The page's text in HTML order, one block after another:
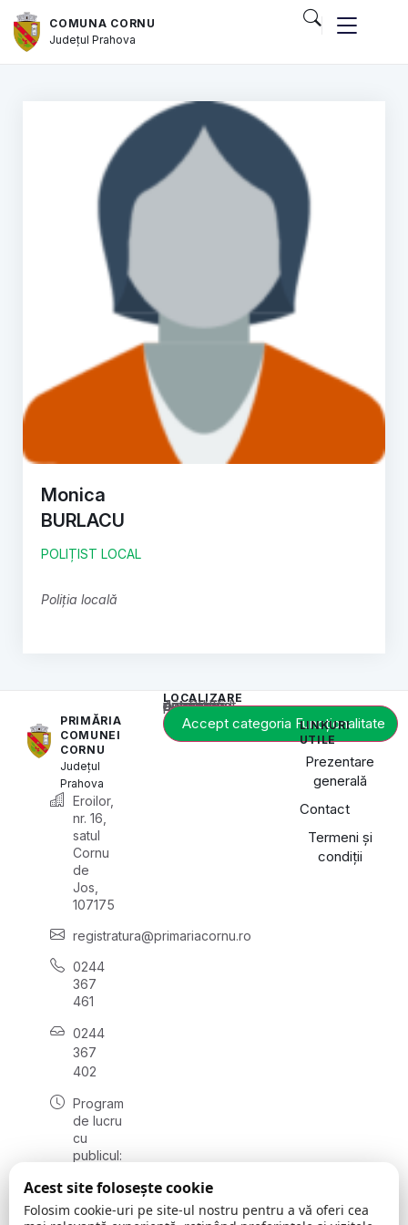
COMUNA CORNU
JudețulPrahova
Monica
BURLACU
POLIȚIST LOCAL
Poliția locală
PRIMĂRIA
COMUNEI
CORNU
Județul
Prahova
Eroilor,
nr. 16,
satul
Cornu
de
Jos,
107175
registratura@primariacornu.ro
0244
367
461
0244
367
402
Program
de lucru
cu
publicul:
vineri
08:00 -
LOCALIZARE
Acest conținut este blocat până când acceptați categoria de cookie-uri necesară.
Accept categoria Funcționalitate
LINKURI
UTILE
Prezentare
generală
Contact
Termeni și
condiții
Acest site folosește cookie
Folosim cookie-uri pe site-ul nostru pentru a vă oferi cea